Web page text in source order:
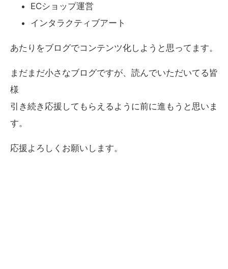
ECショップ運営
インタラクティブアート
あたりをブログでコンテンツ化しようと思ってます。
まだまだ小さなブログですが、読んでいただいてる皆
様
引き続き応援してもらえるように前に進もうと思いま
す。
応援よろしくお願いします。